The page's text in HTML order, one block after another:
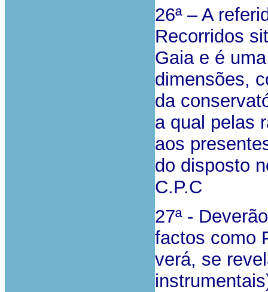
26ª – A
Recorridos
Gaia e é
dimensões,
da
a qual pelas
aos
do disposto
C.P.C
27ª -
factos como
verá, se